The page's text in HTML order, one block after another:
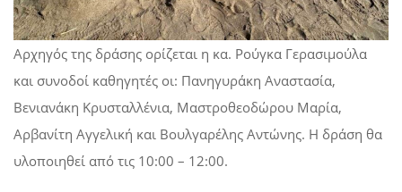
Αρχηγός της δράσης ορίζεται η κα. Ρούγκα Γερασιμούλα
και συνοδοί καθηγητές οι: Πανηγυράκη Αναστασία,
Βενιανάκη Κρυσταλλένια, Μαστροθεοδώρου Μαρία,
Αρβανίτη Αγγελική και Βουλγαρέλης Αντώνης. Η δράση θα
υλοποιηθεί από τις 10:00 – 12:00.